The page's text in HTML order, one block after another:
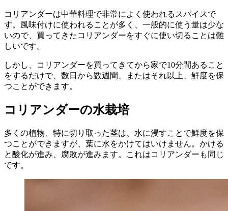
コリアンダーは中華料理で非常によく使われるスパイスで
す。風味付けに使われることが多く、一般的に使う量は少な
いので、買ってきたコリアンダーをすぐに使い切ることは難
しいです。
しかし、コリアンダーを買ってきてから家で10分間あること
をするだけで、数日から数週間、またはそれ以上、鮮度を保
つことができます。
コリアンダーの水栽培
多くの植物、特に切り取った茎は、水に浸すことで鮮度を保
つことができますが、葉に水をかけてはいけません。かける
と酸化が進み、腐敗が進みます。これはコリアンダーも同じ
です。